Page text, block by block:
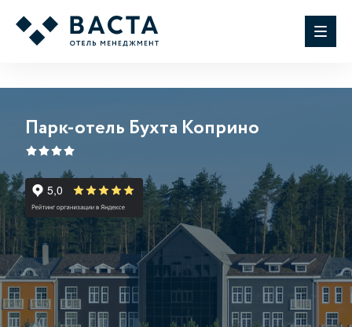
Парк-отель Бухта Коприно